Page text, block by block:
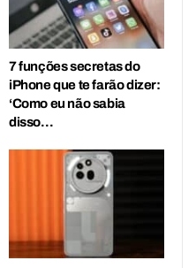
7 funções secretas do
iPhone que te farão dizer:
‘Como eu não sabia
disso…